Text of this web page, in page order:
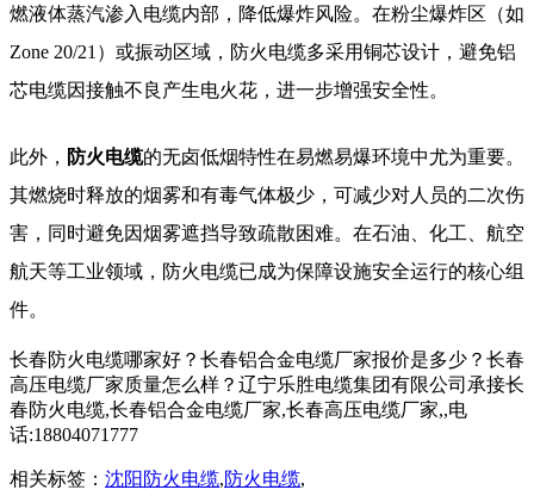
燃液体蒸汽渗入电缆内部，降低爆炸风险。在粉尘爆炸区（如
Zone 20/21）或振动区域，防火电缆多采用铜芯设计，避免铝
芯电缆因接触不良产生电火花，进一步增强安全性。
此外， 防火电缆的无卤低烟特性在易燃易爆环境中尤为重要。
其燃烧时释放的烟雾和有毒气体极少，可减少对人员的二次伤
害，同时避免因烟雾遮挡导致疏散困难。在石油、化工、航空
航天等工业领域，防火电缆已成为保障设施安全运行的核心组
件。
长春防火电缆哪家好？长春铝合金电缆厂家报价是多少？长春
高压电缆厂家质量怎么样？辽宁乐胜电缆集团有限公司承接长
春防火电缆,长春铝合金电缆厂家,长春高压电缆厂家,,电
话:18804071777
相关标签： 沈阳防火电缆,防火电缆,